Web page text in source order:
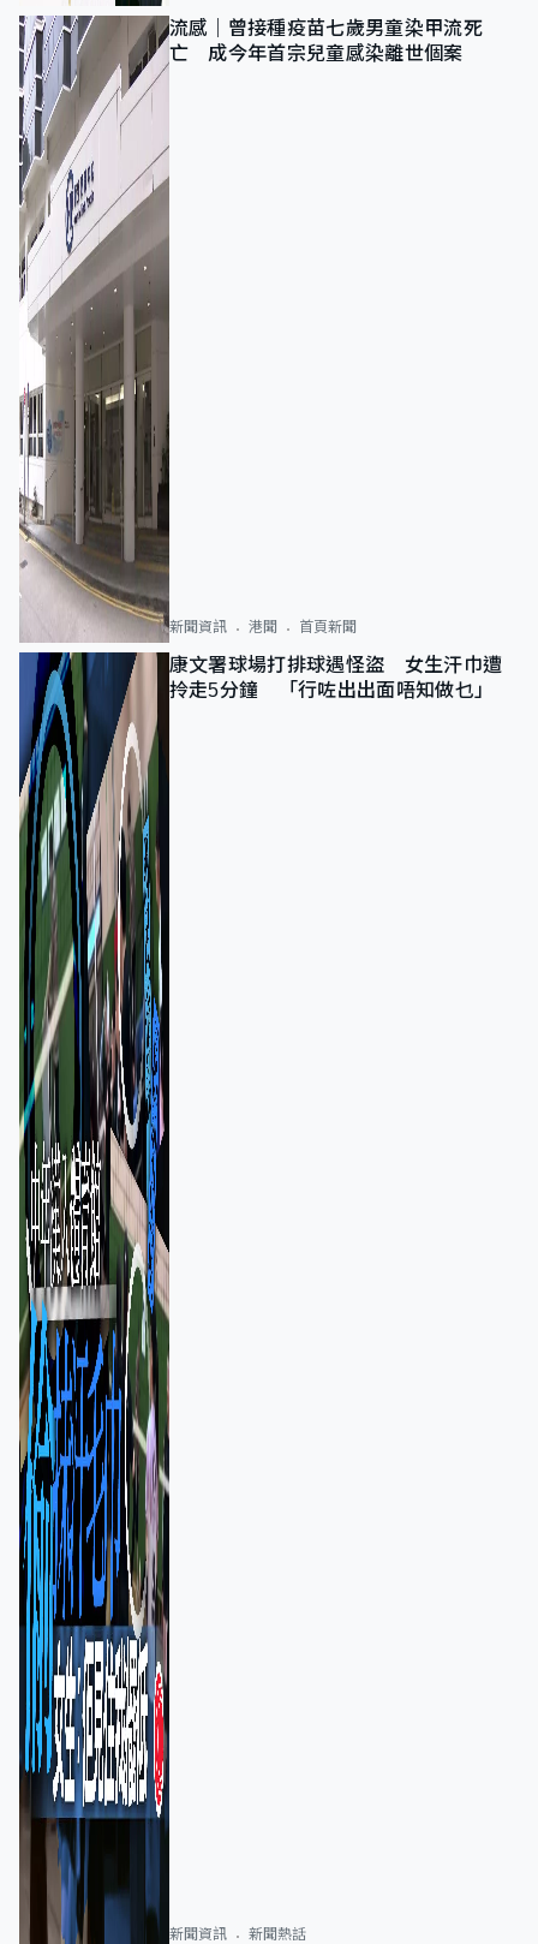
流感｜曾接種疫苗七歲男童染甲流死
亡 成今年首宗兒童感染離世個案
新聞資訊 港聞 首頁新聞
康文署球場打排球遇怪盜 女生汗巾遭
拎走5分鐘 「行咗出出面唔知做乜」
新聞資訊 新聞熱話